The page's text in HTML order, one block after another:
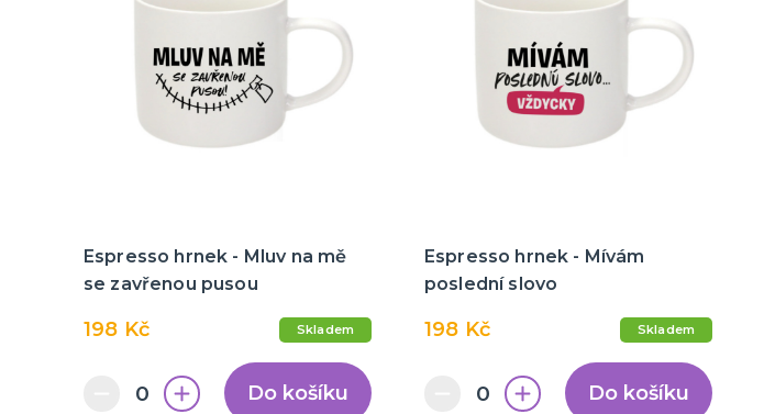
Espresso hrnek - Mluv na mě
se zavřenou pusou
198 Kč Skladem
Do košíku
Espresso hrnek - Mívám
poslední slovo
198 Kč Skladem
Do košíku